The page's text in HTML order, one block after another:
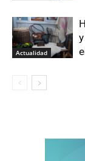
Actualidad